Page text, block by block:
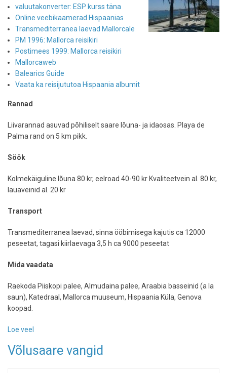
ja
Antalyasse
valuutakonverter: ESP kurss täna
Online veebikaamerad Hispaanias
Transmediterranea laevad Mallorcale
PM 1996: Mallorca reisikiri
Postimees 1999: Mallorca reisikiri
Mallorcaweb
Balearics Guide
Vaata ka reisijututoa Hispaania albumit
Rannad
Liivarannad asuvad põhiliselt saare lõuna- ja idaosas. Playa de
Palma rand on 5 km pikk.
Söök
Kolmekäiguline lõuna 80 kr, eelroad 40-90 kr Kvaliteetvein al. 80 kr,
lauaveinid al. 20 kr
Transport
Transmediterranea laevad, sinna ööbimisega kajutis ca 12000
peseetat, tagasi kiirlaevaga 3,5 h ca 9000 peseetat
Mida vaadata
Raekoda Piiskopi palee, Almudaina palee, Araabia basseinid (a la
saun), Katedraal, Mallorca muuseum, Hispaania Küla, Genova
koopad.
Loe veel
päästab
Võlusaare vangid